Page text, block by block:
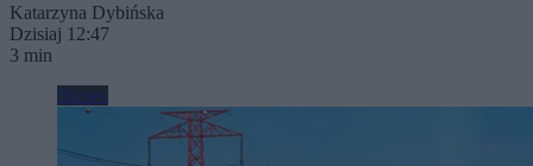
Katarzyna Dybińska
Dzisiaj 12:47
3 min
Biznes